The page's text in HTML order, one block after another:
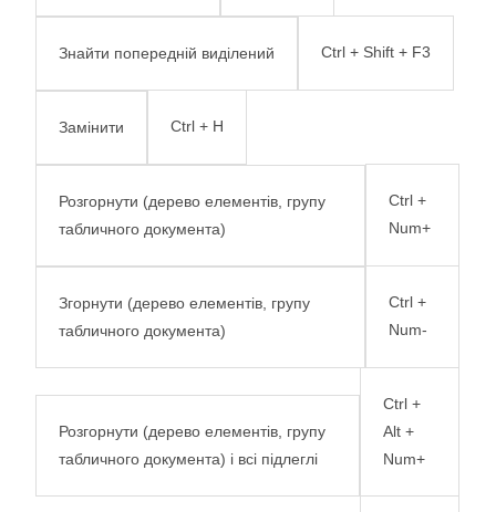
Знайти попередній виділений Ctrl + Shift + F3
Замінити Ctrl + H
Розгорнути (дерево елементів, групу
табличного документа)
Ctrl +
Num+
Згорнути (дерево елементів, групу
табличного документа)
Ctrl +
Num-
Розгорнути (дерево елементів, групу
табличного документа) і всі підлеглі
Ctrl +
Alt +
Num+